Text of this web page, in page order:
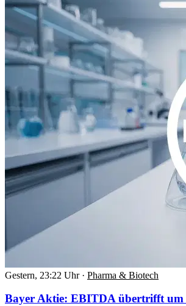
Gestern, 23:22 Uhr · Pharma & Biotech
Bayer Aktie: EBITDA übertrifft um